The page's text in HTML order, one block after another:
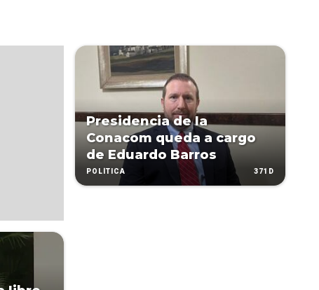
Presidencia de la
Conacom queda a cargo
de Eduardo Barros
POLÍTICA 371D